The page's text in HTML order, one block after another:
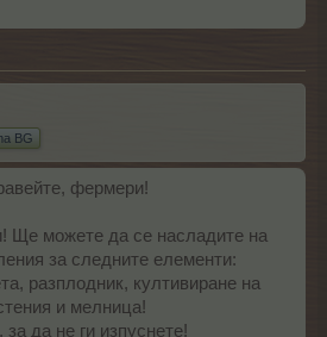
BG
фермери!
Ще можете да се насладите на
за следните елементи:
разплодник, култивиране на
и мелница!
за да не ги изпуснете!